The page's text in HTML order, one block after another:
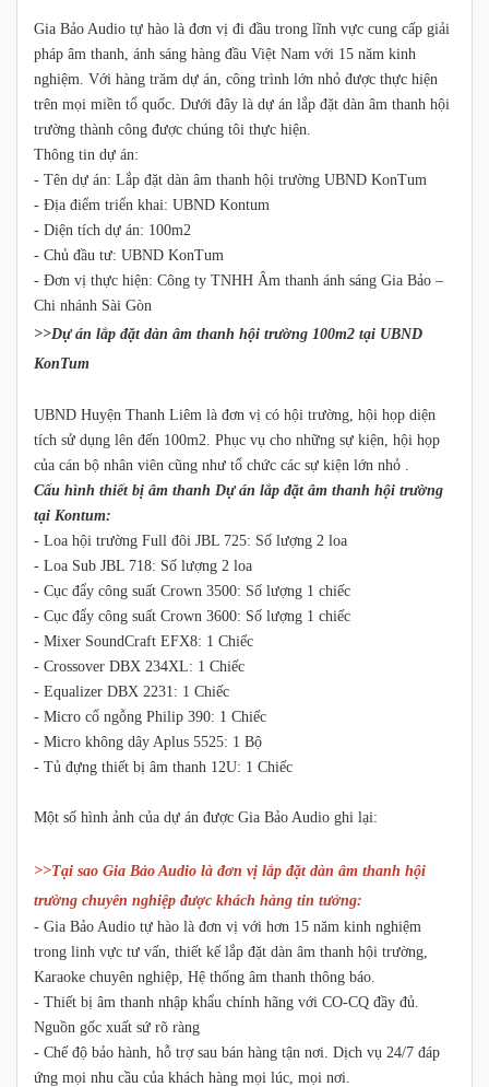
Gia Bảo Audio tự hào là đơn vị đi đầu trong lĩnh vực cung cấp giải
pháp âm thanh, ánh sáng hàng đầu Việt Nam với 15 năm kinh
nghiệm. Với hàng trăm dự án, công trình lớn nhỏ được thực hiện
trên mọi miền tổ quốc. Dưới đây là dự án lắp đặt dàn âm thanh hội
trường thành công được chúng tôi thực hiện.
Thông tin dự án:
- Tên dự án: Lắp đặt dàn âm thanh hội trường UBND KonTum
- Địa điểm triển khai: UBND Kontum
- Diện tích dự án: 100m2
- Chủ đầu tư: UBND KonTum
- Đơn vị thực hiện: Công ty TNHH Âm thanh ánh sáng Gia Bảo –
Chi nhánh Sài Gòn
>>Dự án lắp đặt dàn âm thanh hội trường 100m2 tại UBND
KonTum
UBND Huyện Thanh Liêm là đơn vị có hội trường, hội họp diện
tích sử dụng lên đến 100m2. Phục vụ cho những sự kiện, hội họp
của cán bộ nhân viên cũng như tổ chức các sự kiện lớn nhỏ .
Cấu hình thiết bị âm thanh Dự án lắp đặt âm thanh hội trường
tại Kontum:
- Loa hội trường Full đôi JBL 725: Số lượng 2 loa
- Loa Sub JBL 718: Số lượng 2 loa
- Cục đẩy công suất Crown 3500: Số lượng 1 chiếc
- Cục đẩy công suất Crown 3600: Số lượng 1 chiếc
- Mixer SoundCraft EFX8: 1 Chiếc
- Crossover DBX 234XL: 1 Chiếc
- Equalizer DBX 2231: 1 Chiếc
- Micro cổ ngỗng Philip 390: 1 Chiếc
- Micro không dây Aplus 5525: 1 Bộ
- Tủ đựng thiết bị âm thanh 12U: 1 Chiếc
Một số hình ảnh của dự án được Gia Bảo Audio ghi lại:
>>Tại sao Gia Bảo Audio là đơn vị lắp đặt dàn âm thanh hội
trường chuyên nghiệp được khách hàng tin tưởng:
- Gia Bảo Audio tự hào là đơn vị với hơn 15 năm kinh nghiệm
trong linh vực tư vấn, thiết kế lắp đặt dàn âm thanh hội trường,
Karaoke chuyên nghiệp, Hệ thống âm thanh thông báo.
- Thiết bị âm thanh nhập khẩu chính hãng với CO-CQ đầy đủ.
Nguồn gốc xuất sứ rõ ràng
- Chế độ bảo hành, hỗ trợ sau bán hàng tận nơi. Dịch vụ 24/7 đáp
ứng mọi nhu cầu của khách hàng mọi lúc, mọi nơi.